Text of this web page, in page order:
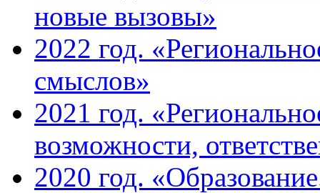
новые вызовы»
2022 год.
смыслов»
2021 год.
возможности,
2020 год.